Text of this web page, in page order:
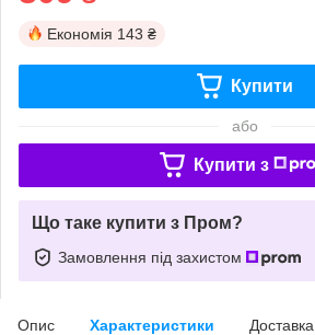
Економія 143 ₴
Купити
або
Купити з
Що таке купити з Пром?
Замовлення під захистом
Опис Характеристики Доставка